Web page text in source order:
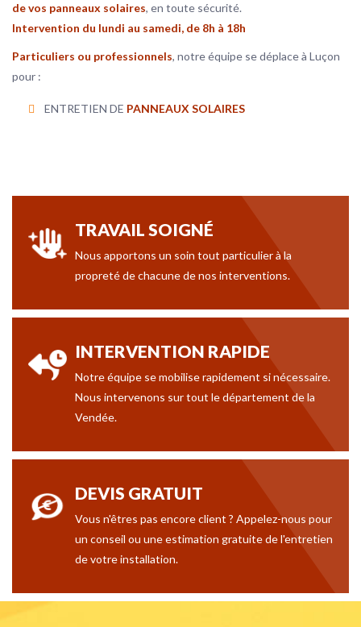
de vos panneaux solaires, en toute sécurité.
Intervention du lundi au samedi, de 8h à 18h
Particuliers ou professionnels, notre équipe se déplace à Luçon
pour :
ENTRETIEN DE PANNEAUX SOLAIRES
TRAVAIL SOIGNÉ
Nous apportons un soin tout particulier à la
propreté de chacune de nos interventions.
INTERVENTION RAPIDE
Notre équipe se mobilise rapidement si nécessaire.
Nous intervenons sur tout le département de la
Vendée.
DEVIS GRATUIT
Vous n'êtres pas encore client ? Appelez-nous pour
un conseil ou une estimation gratuite de l'entretien
de votre installation.